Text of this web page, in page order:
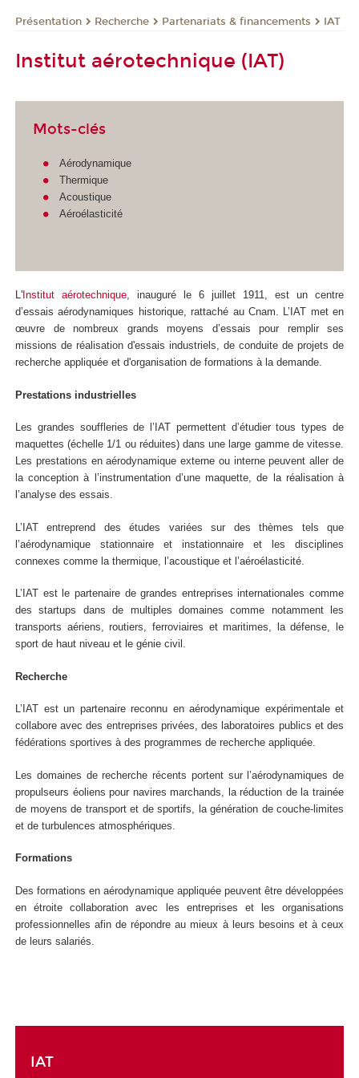
Présentation Recherche Partenariats & financements IAT
Institut aérotechnique (IAT)
Mots-clés
Aérodynamique
Thermique
Acoustique
Aéroélasticité
L' Institut aérotechnique, inauguré le 6 juillet 1911, est un centre
d’essais aérodynamiques historique, rattaché au Cnam. L’IAT met en
œuvre de nombreux grands moyens d’essais pour remplir ses
missions de réalisation d'essais industriels, de conduite de projets de
recherche appliquée et d'organisation de formations à la demande.
Prestations industrielles
Les grandes souffleries de l’IAT permettent d’étudier tous types de
maquettes (échelle 1/1 ou réduites) dans une large gamme de vitesse.
Les prestations en aérodynamique externe ou interne peuvent aller de
la conception à l’instrumentation d’une maquette, de la réalisation à
l’analyse des essais.
L’IAT entreprend des études variées sur des thèmes tels que
l’aérodynamique stationnaire et instationnaire et les disciplines
connexes comme la thermique, l’acoustique et l’aéroélasticité.
L’IAT est le partenaire de grandes entreprises internationales comme
des startups dans de multiples domaines comme notamment les
transports aériens, routiers, ferroviaires et maritimes, la défense, le
sport de haut niveau et le génie civil.
Recherche
L’IAT est un partenaire reconnu en aérodynamique expérimentale et
collabore avec des entreprises privées, des laboratoires publics et des
fédérations sportives à des programmes de recherche appliquée.
Les domaines de recherche récents portent sur l’aérodynamiques de
propulseurs éoliens pour navires marchands, la réduction de la trainée
de moyens de transport et de sportifs, la génération de couche-limites
et de turbulences atmosphériques.
Formations
Des formations en aérodynamique appliquée peuvent être développées
en étroite collaboration avec les entreprises et les organisations
professionnelles afin de répondre au mieux à leurs besoins et à ceux
de leurs salariés.
IAT